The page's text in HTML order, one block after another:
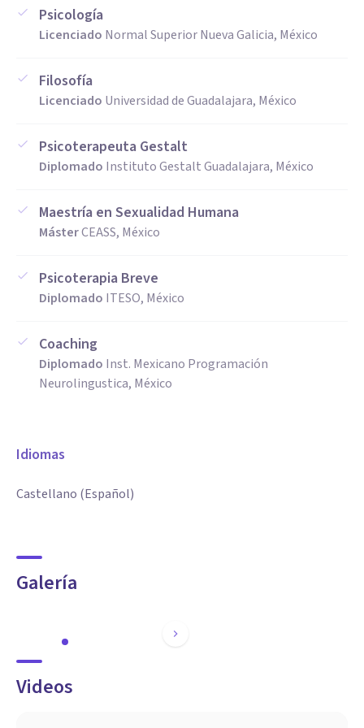
Psicología
Licenciado Normal Superior Nueva Galicia, México
Filosofía
Licenciado Universidad de Guadalajara, México
Psicoterapeuta Gestalt
Diplomado Instituto Gestalt Guadalajara, México
Maestría en Sexualidad Humana
MásterCEASS, México
Psicoterapia Breve
Diplomado ITESO, México
Coaching
Diplomado Inst. Mexicano Programación
Neurolingustica, México
Idiomas
Castellano (Español)
Galería
Videos